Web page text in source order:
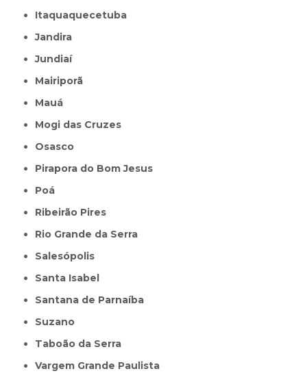
Itaquaquecetuba
Jandira
Jundiaí
Mairiporã
Mauá
Mogi das Cruzes
Osasco
Pirapora do Bom Jesus
Poá
Ribeirão Pires
Rio Grande da Serra
Salesópolis
Santa Isabel
Santana de Parnaíba
Suzano
Taboão da Serra
Vargem Grande Paulista